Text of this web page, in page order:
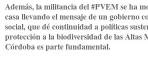
Además, la militancia del #PVEM se ha
casa llevando el mensaje de un gobierno
social, que dé continuidad a políticas
protección a la biodiversidad de las Altas
Córdoba es parte fundamental.